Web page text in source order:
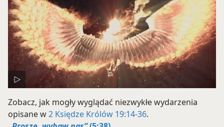
Zobacz, jak mogły wyglądać niezwykłe wydarzenia
opisane w2 Księdze Królów 19:14-36.